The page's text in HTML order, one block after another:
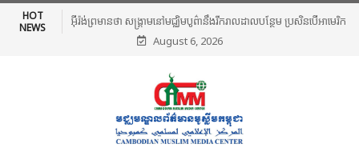
HOT
NEWS
អ៊ីរ៉ង់ព្រមានថា សង្គ្រាមនៅមជ្ឈិមបូព៌ានឹងរីករាលដាលបន្ថែម ប្រសិនបើអាមេរិក
បន្តវាយប្រហារ
August 6, 2026